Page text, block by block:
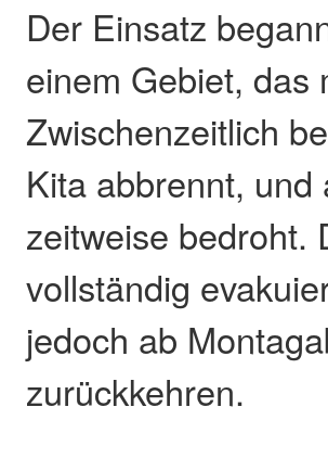
Der Einsatz
einem Gebiet, das
Zwischenzeitlich
Kita abbrennt,
zeitweise bedroht.
vollständig
jedoch ab
zurückkehren.